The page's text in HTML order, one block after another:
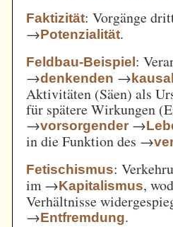
Faktizität: Vorgänge
→Potenzialität.
Feldbau-Beispiel:
→denkenden →
Aktivitäten (Säen) als
für spätere Wirkungen
→vorsorgender →
in die Funktion des →
Fetischismus:
im →Kapitalismus,
Verhältnisse
→Entfremdung.